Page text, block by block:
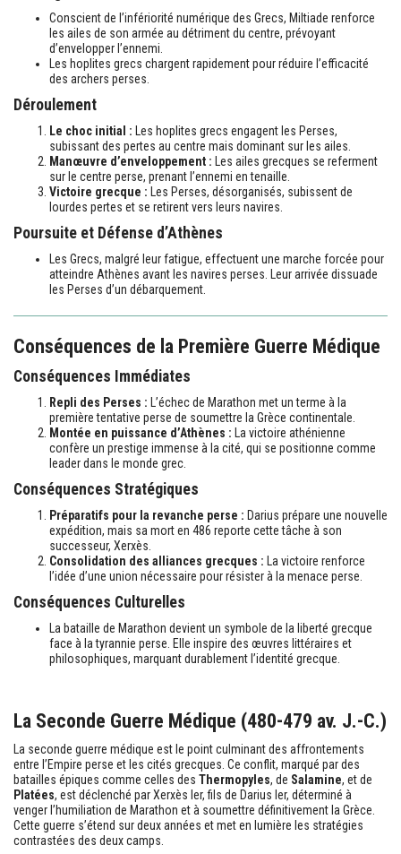
Conscient de l’infériorité numérique des Grecs, Miltiade renforce
les ailes de son armée au détriment du centre, prévoyant
d’envelopper l’ennemi.
Les hoplites grecs chargent rapidement pour réduire l’efficacité
des archers perses.
Déroulement
Le choc initial : Les hoplites grecs engagent les Perses,
subissant des pertes au centre mais dominant sur les ailes.
Manœuvre d’enveloppement : Les ailes grecques se referment
sur le centre perse, prenant l’ennemi en tenaille.
Victoire grecque : Les Perses, désorganisés, subissent de
lourdes pertes et se retirent vers leurs navires.
Poursuite et Défense d’Athènes
Les Grecs, malgré leur fatigue, effectuent une marche forcée pour
atteindre Athènes avant les navires perses. Leur arrivée dissuade
les Perses d’un débarquement.
Conséquences de la Première Guerre Médique
Conséquences Immédiates
Repli des Perses : L’échec de Marathon met un terme à la
première tentative perse de soumettre la Grèce continentale.
Montée en puissance d’Athènes : La victoire athénienne
confère un prestige immense à la cité, qui se positionne comme
leader dans le monde grec.
Conséquences Stratégiques
Préparatifs pour la revanche perse : Darius prépare une nouvelle
expédition, mais sa mort en 486 reporte cette tâche à son
successeur, Xerxès.
Consolidation des alliances grecques : La victoire renforce
l’idée d’une union nécessaire pour résister à la menace perse.
Conséquences Culturelles
La bataille de Marathon devient un symbole de la liberté grecque
face à la tyrannie perse. Elle inspire des œuvres littéraires et
philosophiques, marquant durablement l’identité grecque.
La Seconde Guerre Médique (480-479 av. J.-C.)
La seconde guerre médique est le point culminant des affrontements
entre l’Empire perse et les cités grecques. Ce conflit, marqué par des
batailles épiques comme celles des Thermopyles, de Salamine, et de
Platées, est déclenché par Xerxès Ier, fils de Darius Ier, déterminé à
venger l’humiliation de Marathon et à soumettre définitivement la Grèce.
Cette guerre s’étend sur deux années et met en lumière les stratégies
contrastées des deux camps.